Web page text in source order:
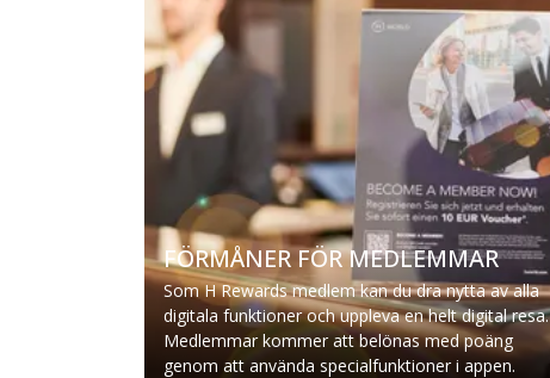
FÖRMÅNER FÖR MEDLEMMAR
Som H Rewards medlem kan du dra nytta av alla
digitala funktioner och uppleva en helt digital resa.
Medlemmar kommer att belönas med poäng
genom att använda specialfunktioner i appen.